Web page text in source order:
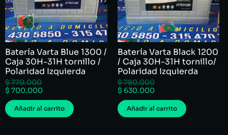
Batería Varta Blue 1300 /
Caja 30H-31H tornillo /
Polaridad Izquierda
$770.000
$ 700.000
Añadir al carrito
Batería Varta Black 1200
/ Caja 30H-31H tornillo/
Polaridad Izquierda
$780.000
$ 630.000
Añadir al carrito